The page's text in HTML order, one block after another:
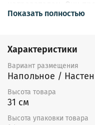
нагревателем. Они
подогрева и подачи
т.д. В процессе работы
помещения
извлекая из него
поступающему
вентилировать
ограничения на
легко монтировать
Показать полностью
Характеристики
Вариант размещения
Напольное /
Высота товара
31 см
Высота упаковки товара